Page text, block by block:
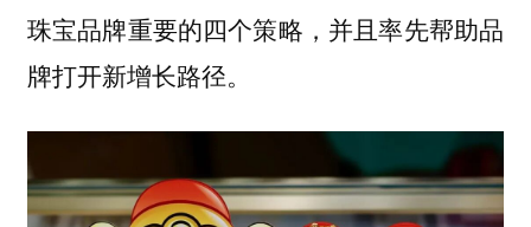
珠宝品牌重要的四个策略，并且率先帮助品
牌打开新增长路径。